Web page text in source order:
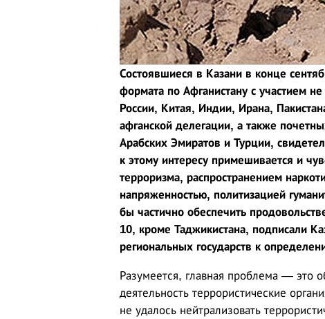
Состоявшиеся в Казани в конце
формата по Афганистану с участием
России, Китая, Индии, Ирана,
афганской делегации, а также
Арабских Эмиратов и Турции,
к этому интересу примешивается и
терроризма, распространением
напряженностью, политизацией
бы частично обеспечить
10, кроме Таджикистана, подписали
региональных государств к
Разумеется, главная проблема — это
деятельность террористические
не удалось нейтрализовать